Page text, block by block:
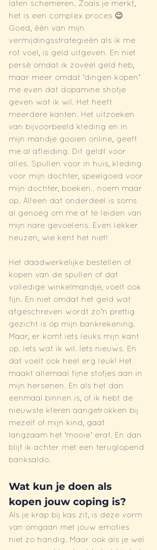
laten schemeren. Zoals je merkt,
het is een complex proces 😉
Goed, één van mijn
vermijdingsstrategieën als ik me
rot voel, is geld uitgeven. En niet
persé omdat ik zoveel geld heb,
maar meer omdat ‘dingen kopen’
me even dat dopamine shotje
geven wat ik wil. Het heeft
meerdere kanten. Het uitzoeken
van bijvoorbeeld kleding en in
mijn mandje gooien online, geeft
me al afleiding. Dit geldt voor
alles. Spullen voor in huis, kleding
voor mijn dochter, speelgoed voor
mijn dochter, boeken.. noem maar
op. Alleen dat onderdeel is soms
al genoeg om me af te leiden van
mijn nare gevoelens. Even lekker
neuzen, wie kent het niet!
Het daadwerkelijke bestellen of
kopen van de spullen of dat
volledige winkelmandje, voelt ook
fijn. En niet omdat het geld wat
afgeschreven wordt zo’n prettig
gezicht is op mijn bankrekening.
Maar, er komt iets leuks mijn kant
op. Iets wat ik wil. Iets nieuws. En
dat voelt ook heel erg leuk! Het
maakt allemaal fijne stofjes aan in
mijn hersenen. En als het dan
eenmaal binnen is, of ik hebt de
nieuwste kleren aangetrokken bij
mezelf of mijn kind, gaat
langzaam het ‘mooie’ eraf. En dan
blijf ik achter met een teruglopend
banksaldo.
Wat kun je doen als
kopen jouw coping is?
Als je krap bij kas zit, is deze vorm
van omgaan met jouw emoties
niet zo handig. Maar ook als je wel